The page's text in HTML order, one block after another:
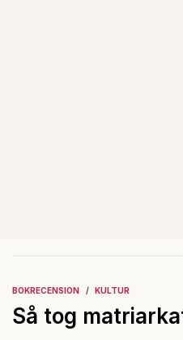
BOKRECENSION KULTUR
Så tog